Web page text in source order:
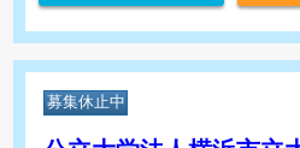
募集休止中